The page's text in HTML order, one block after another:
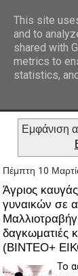
Εμφάνιση
Πέμπτη 10
Άγριος
γυναικών σε
δαγκωματιές
(ΒΙΝΤΕΟ+
Το
This site
and to
shared with
metrics to
statistics,